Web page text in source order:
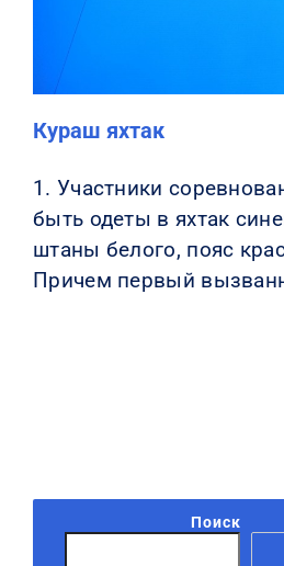
Кураш яхтак
1. Участники
быть одеты в яхтак
штаны белого, пояс
Причем первый
Поиск